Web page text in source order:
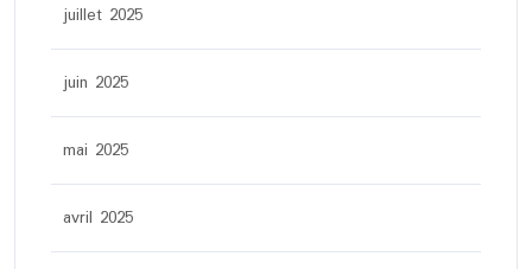
juillet 2025
juin 2025
mai 2025
avril 2025